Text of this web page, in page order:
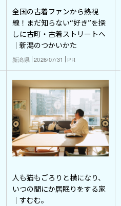
全国の古着ファンから熱視
線！まだ知らない“好き”を探
しに古町・古着ストリートへ
｜新潟のつかいかた
新潟県 2026/07/31 PR
人も猫もごろりと横になり、
いつの間にか居眠りをする家
｜すむむ。